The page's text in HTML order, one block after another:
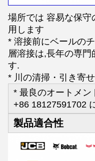
場所では 容易な保守
用します
* 溶接前にベールの
層溶接は,長年の専
す.
* 川の清掃・引き寄
* 最良のオートメン
+86 18127591702
製品適合性